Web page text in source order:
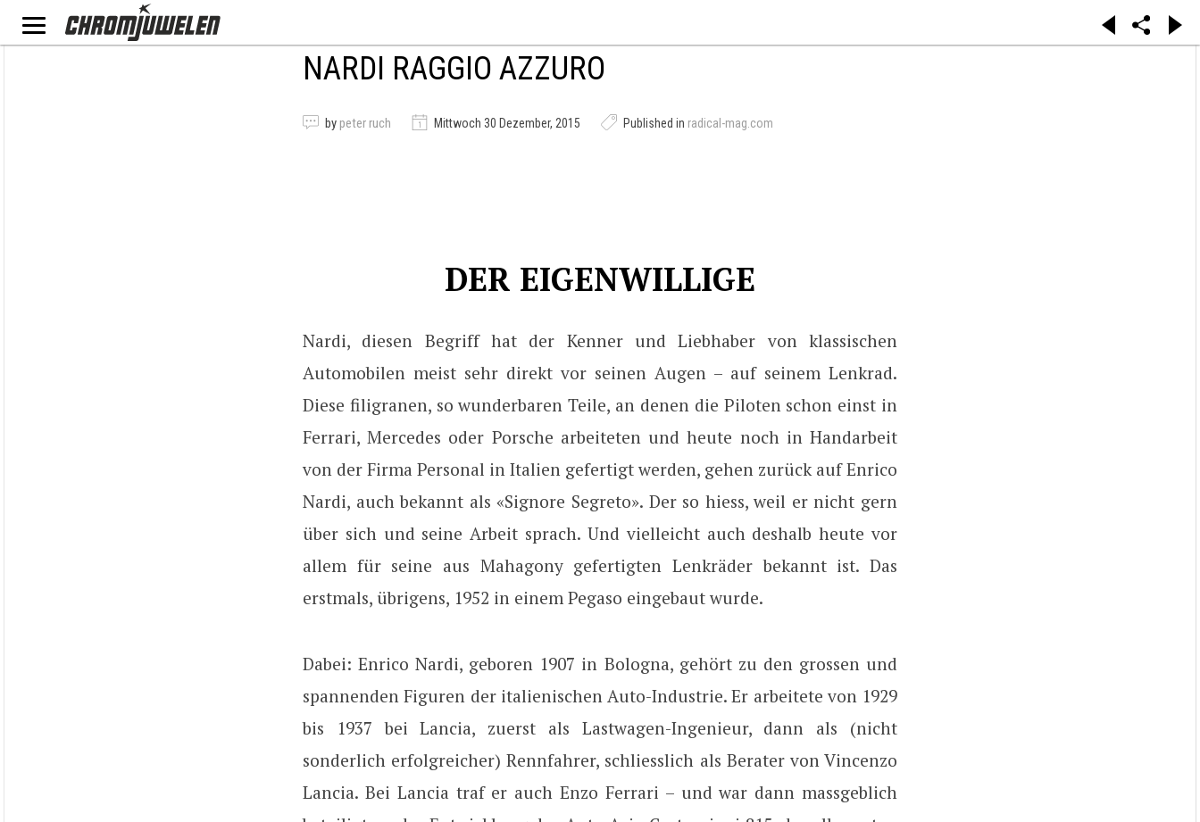
NARDI RAGGIO AZZURO
by peter ruch Mittwoch 30 Dezember, 2015 Published in radical-mag.com
DER EIGENWILLIGE
Nardi, diesen Begriff hat der Kenner und Liebhaber von klassischen
Automobilen meist sehr direkt vor seinen Augen – auf seinem Lenkrad.
Diese filigranen, so wunderbaren Teile, an denen die Piloten schon einst in
Ferrari, Mercedes oder Porsche arbeiteten und heute noch in Handarbeit
von der Firma Personal in Italien gefertigt werden, gehen zurück auf Enrico
Nardi, auch bekannt als «Signore Segreto». Der so hiess, weil er nicht gern
über sich und seine Arbeit sprach. Und vielleicht auch deshalb heute vor
allem für seine aus Mahagony gefertigten Lenkräder bekannt ist. Das
erstmals, übrigens, 1952 in einem Pegaso eingebaut wurde.
Dabei: Enrico Nardi, geboren 1907 in Bologna, gehört zu den grossen und
spannenden Figuren der italienischen Auto-Industrie. Er arbeitete von 1929
bis 1937 bei Lancia, zuerst als Lastwagen-Ingenieur, dann als (nicht
sonderlich erfolgreicher) Rennfahrer, schliesslich als Berater von Vincenzo
Lancia. Bei Lancia traf er auch Enzo Ferrari – und war dann massgeblich